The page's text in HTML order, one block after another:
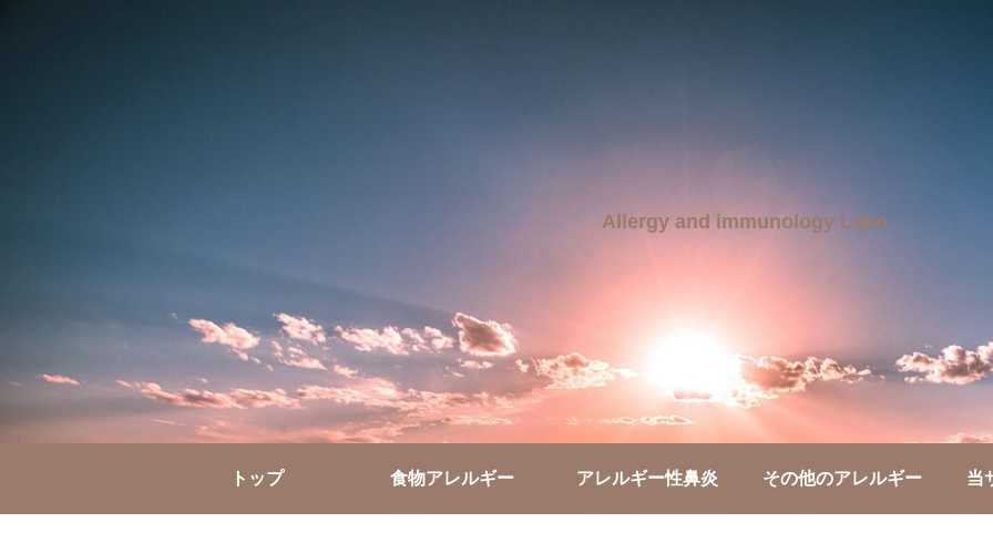
Allergy and immunology Labo
トップ 食物アレルギー アレルギー性鼻炎 その他のアレルギー 当